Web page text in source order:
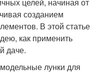
созданием
В этой статье
как применить
даче.
лунки для